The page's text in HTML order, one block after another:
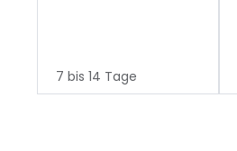
7 bis 14 Tage